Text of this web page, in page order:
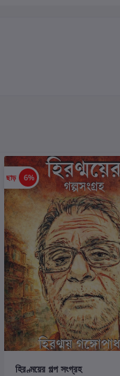
ছাড় 6%
কার্টে যোগ করুন
হিরণ্ময়ের গল্প সংগ্রহ